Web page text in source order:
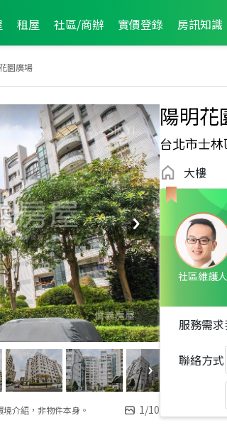
租屋 社區/商辦 實價登錄 房訊知識
園廣場
介紹，非物件本身。 1/10
陽明花
台北市士
大樓
社區維護人
TOP3 2025年1月區成件TOP3 2024年5月區成件
服務需求
聯絡方式